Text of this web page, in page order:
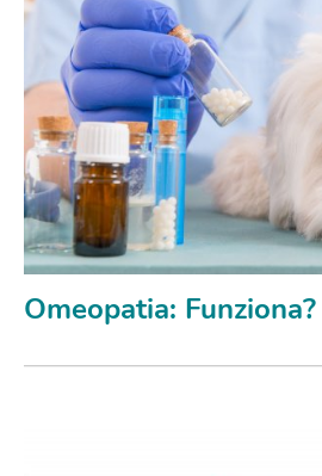
Omeopatia: Funziona?